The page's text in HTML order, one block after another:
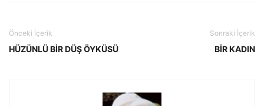
Önceki İçerik
HÜZÜNLÜ BİR DÜŞ ÖYKÜSÜ
Sonraki İçerik
BİR KADIN